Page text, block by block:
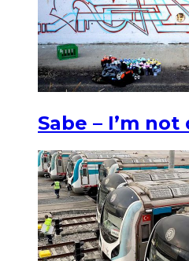
Sabe – I’m